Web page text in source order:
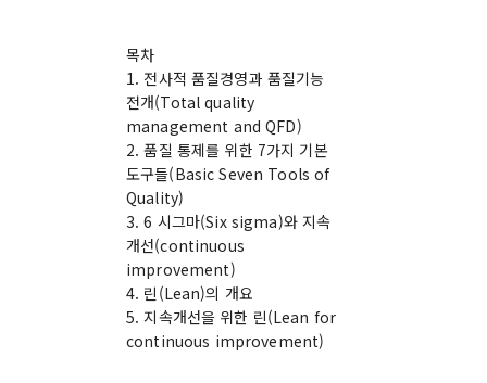
목차
1. 전사적 품질경영과 품질기능
전개(Total quality
management and QFD)
2. 품질 통제를 위한 7가지 기본
도구들(Basic Seven Tools of
Quality)
3. 6 시그마(Six sigma)와 지속
개선(continuous
improvement)
4. 린(Lean)의 개요
5. 지속개선을 위한 린(Lean for
continuous improvement)